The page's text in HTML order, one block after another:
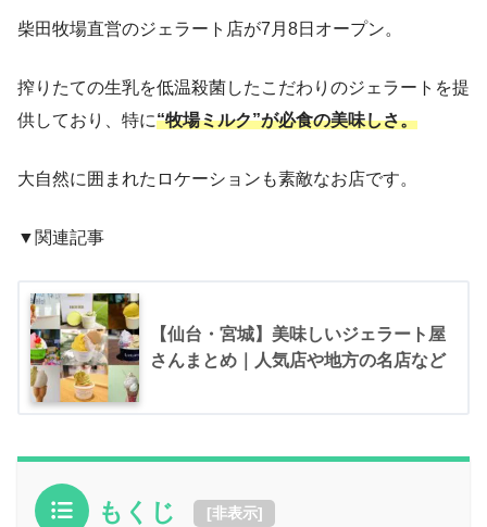
柴田牧場直営のジェラート店が7月8日オープン。
搾りたての生乳を低温殺菌したこだわりのジェラートを提
供しており、特に“牧場ミルク”が必食の美味しさ。
大自然に囲まれたロケーションも素敵なお店です。
▼関連記事
【仙台・宮城】美味しいジェラート屋
さんまとめ｜人気店や地方の名店など
もくじ [非表示]